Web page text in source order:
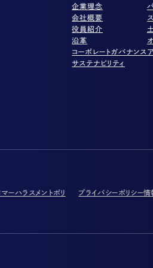
企業理念
会社概要
役員紹介
沿革
コーポレートガバナンス
サステナビリティ
マーハラスメントポリ
プライバシーポリシー情